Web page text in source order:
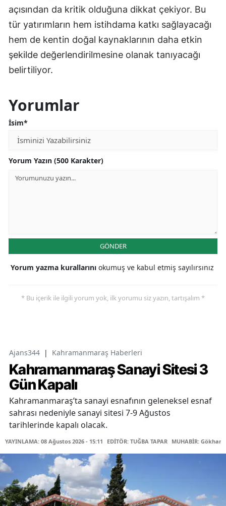
açısından da kritik olduğuna dikkat çekiyor. Bu
tür yatırımların hem istihdama katkı sağlayacağı
hem de kentin doğal kaynaklarının daha etkin
şekilde değerlendirilmesine olanak tanıyacağı
belirtiliyor.
Yorumlar
İsim*
Yorum Yazın (500 Karakter)
GÖNDER
Yorum yazma kurallarını okumuş ve kabul etmiş sayılırsınız
* Bu içerik ile ilgili yorum yok, ilk yorumu siz yazın, tartışalım *
Ajans344 | Kahramanmaraş Haberleri
Kahramanmaraş Sanayi Sitesi 3
Gün Kapalı
Kahramanmaraş’ta sanayi esnafının geleneksel esnaf
sahrası nedeniyle sanayi sitesi 7-9 Ağustos
tarihlerinde kapalı olacak.
YAYINLAMA: 08 Ağustos 2026 - 15:11 EDİTÖR: TUĞBA TAPAR MUHABİR: Gökhan